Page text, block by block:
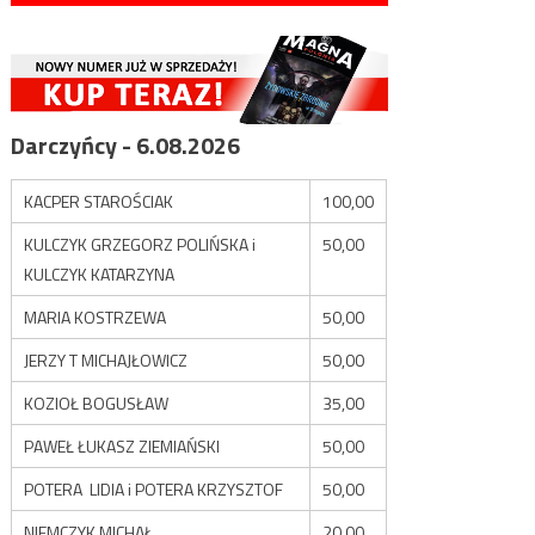
Darczyńcy - 6.08.2026
KACPER STAROŚCIAK
100,00
KULCZYK GRZEGORZ POLIŃSKA i
KULCZYK KATARZYNA
50,00
MARIA KOSTRZEWA
50,00
JERZY T MICHAJŁOWICZ
50,00
KOZIOŁ BOGUSŁAW
35,00
PAWEŁ ŁUKASZ ZIEMIAŃSKI
50,00
POTERA LIDIA i POTERA KRZYSZTOF
50,00